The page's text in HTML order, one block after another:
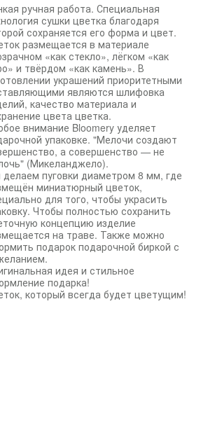
ручная работа. Специальная
сушки цветка благодаря
сохраняется его форма и цвет.
размещается в материале
«как стекло», лёгком «как
и твёрдом «как камень». В
украшений приоритетными
являются шлифовка
качество материала и
цвета цветка.
внимание Bloomery уделяет
упаковке. "Мелочи создают
а совершенство — не
(Микеланджело).
пуговки диаметром 8 мм, где
миниатюрный цветок,
для того, чтобы украсить
Чтобы полностью сохранить
концепцию изделие
на траве. Также можно
подарок подарочной биркой с
идея и стильное
подарка!
который всегда будет цветущим!